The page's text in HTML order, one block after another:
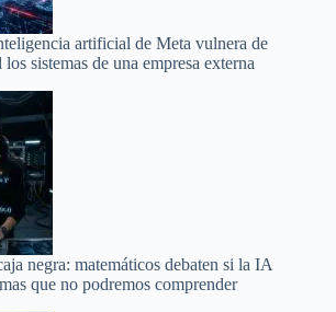
artificial de Meta vulnera de
sistemas de una empresa externa
negra: matemáticos debaten si la IA
que no podremos comprender